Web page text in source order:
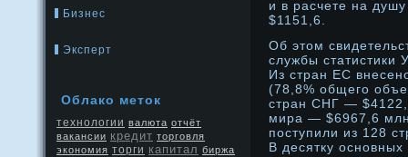
Бизнес
Эксперт
Облако меток
технологии валюта отчёт
вакансии кредит торговля
экономия торги капитал биржа
и в расчете на
$1151,6.
Об этом
службы статистики
Из стран ЕС
(78,8% общего
стран СНГ —
мира — $6967,6
поступили из 128
В десятку